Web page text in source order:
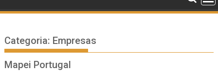
Categoria: Empresas
Mapei Portugal